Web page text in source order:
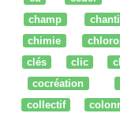
champ
chimie
clés
clic
cocréation
collectif